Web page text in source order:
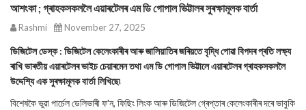
আশংকা ; গ্ৰাহকসকললৈ এয়াৰটেলৰ এম ডি গোপাল ভিট্টালৰ সুৰক্ষামূলক বাৰ্তা
Rashmi November 27, 2025
ডিজিটেল ডেস্ক : ডিজিটেল কেলেংকাৰীৰ আৰু জালিয়াতিৰ জৰিয়তে বৃদ্ধি পোৱা বিপদৰ প্ৰতি লক্ষ্য
ৰাখি ভাৰতীয় এয়াৰটেলৰ ভাইচ চেয়াৰমেন তথা এম ডি গোপাল ভিট্টালে এয়াৰটেলৰ গ্ৰাহকসকললৈ
উদ্দেশ্যি এক সুৰক্ষামূলক বাৰ্তা লিখিছে৷
বিশেষকৈ ভুৱা পাৰ্চেল ডেলিভাৰী ফ'ন, ফিছিং লিংক আৰু ডিজিটেল গ্ৰেপ্তাৰ কেলেংকাৰীৰ দৰে ভাবুকি